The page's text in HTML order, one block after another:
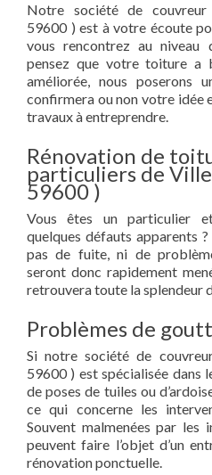
Notre société de
59600 ) est à votre écoute
vous rencontrez au
pensez que votre toiture a
améliorée, nous poserons
confirmera ou non votre idée
travaux à entreprendre.
Rénovation de
particuliers de
59600 )
Vous êtes un particulier
quelques défauts apparents
pas de fuite, ni de
seront donc rapidement
retrouvera toute la splendeur
Problèmes de
Si notre société de
59600 ) est spécialisée dans
de poses de tuiles ou
ce qui concerne les
Souvent malmenées par les
peuvent faire l’objet d’un
rénovation ponctuelle.